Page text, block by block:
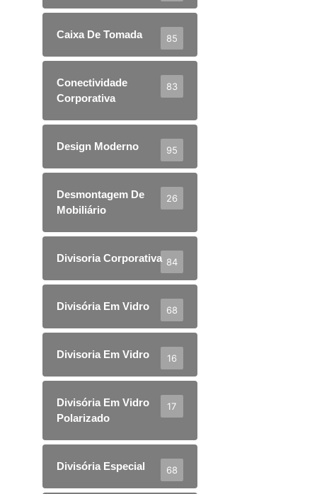
Caixa De Tomada 85
Conectividade
Corporativa
83
Design Moderno 95
Desmontagem De
Mobiliário
26
Divisoria Corporativa 84
Divisória Em Vidro 68
Divisoria Em Vidro 16
Divisória Em Vidro
Polarizado
17
Divisória Especial 68